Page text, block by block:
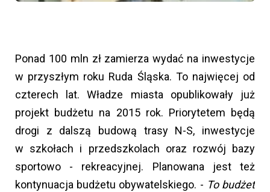
Ponad 100 mln zł zamierza wydać na inwestycje
w przyszłym roku Ruda Śląska. To najwięcej od
czterech lat. Władze miasta opublikowały już
projekt budżetu na 2015 rok. Priorytetem będą
drogi z dalszą budową trasy N-S, inwestycje
w szkołach i przedszkolach oraz rozwój bazy
sportowo - rekreacyjnej. Planowana jest też
kontynuacja budżetu obywatelskiego. - To budżet